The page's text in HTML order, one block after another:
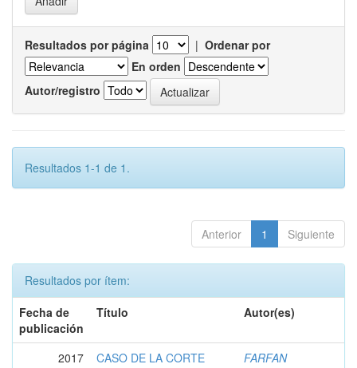
Resultados por página | Ordenar por
En orden
Autor/registro
Resultados 1-1 de 1.
Anterior 1 Siguiente
Resultados por ítem:
Fecha de
publicación
Título Autor(es)
2017
CASO DE LA CORTE
FARFAN